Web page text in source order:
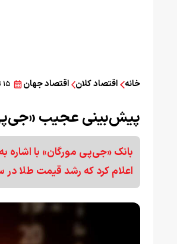
خانه اقتصاد کلان اقتصاد جهان ۱۵ تیر ۱۴۰۵
پیش‌بینی عجیب «جی‌پی
بانک «جی‌پی مورگان» با اشاره
اعلام کرد که رشد قیمت طلا